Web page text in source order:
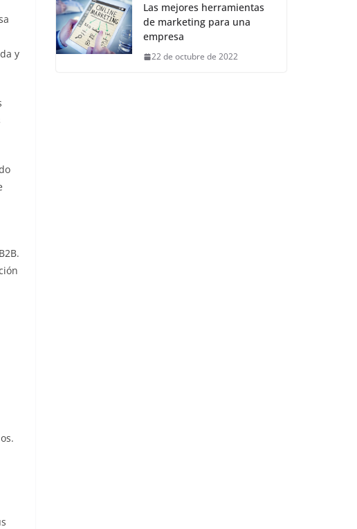
y
Las mejores herramientas
de marketing para una
empresa
22 de octubre de 2022